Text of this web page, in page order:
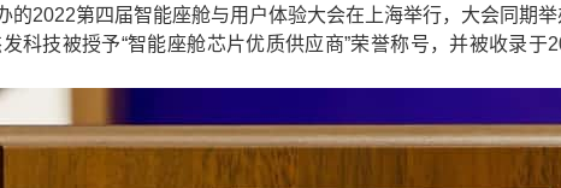
的2022第四届智能座舱与用户体验大会在上海举行，大会同期
科技被授予“智能座舱芯片优质供应商”荣誉称号，并被收录于